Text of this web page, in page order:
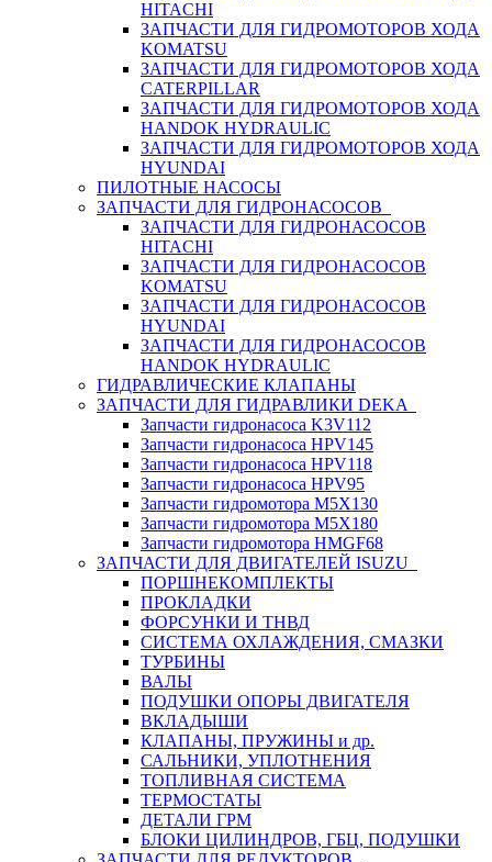
HITACHI
ЗАПЧАСТИ ДЛЯ ГИДРОМОТОРОВ ХОДА
KOMATSU
ЗАПЧАСТИ ДЛЯ ГИДРОМОТОРОВ ХОДА
CATERPILLAR
ЗАПЧАСТИ ДЛЯ ГИДРОМОТОРОВ ХОДА
HANDOK HYDRAULIC
ЗАПЧАСТИ ДЛЯ ГИДРОМОТОРОВ ХОДА
HYUNDAI
ПИЛОТНЫЕ НАСОСЫ
ЗАПЧАСТИ ДЛЯ ГИДРОНАСОСОВ
ЗАПЧАСТИ ДЛЯ ГИДРОНАСОСОВ
HITACHI
ЗАПЧАСТИ ДЛЯ ГИДРОНАСОСОВ
KOMATSU
ЗАПЧАСТИ ДЛЯ ГИДРОНАСОСОВ
HYUNDAI
ЗАПЧАСТИ ДЛЯ ГИДРОНАСОСОВ
HANDOK HYDRAULIC
ГИДРАВЛИЧЕСКИЕ КЛАПАНЫ
ЗАПЧАСТИ ДЛЯ ГИДРАВЛИКИ DEKA
Запчасти гидронасоса K3V112
Запчасти гидронасоса HPV145
Запчасти гидронасоса HPV118
Запчасти гидронасоса HPV95
Запчасти гидромотора M5X130
Запчасти гидромотора M5X180
Запчасти гидромотора HMGF68
ЗАПЧАСТИ ДЛЯ ДВИГАТЕЛЕЙ ISUZU
ПОРШНЕКОМПЛЕКТЫ
ПРОКЛАДКИ
ФОРСУНКИ И ТНВД
СИСТЕМА ОХЛАЖДЕНИЯ, СМАЗКИ
ТУРБИНЫ
ВАЛЫ
ПОДУШКИ ОПОРЫ ДВИГАТЕЛЯ
ВКЛАДЫШИ
КЛАПАНЫ, ПРУЖИНЫ и др.
САЛЬНИКИ, УПЛОТНЕНИЯ
ТОПЛИВНАЯ СИСТЕМА
ТЕРМОСТАТЫ
ДЕТАЛИ ГРМ
БЛОКИ ЦИЛИНДРОВ, ГБЦ, ПОДУШКИ